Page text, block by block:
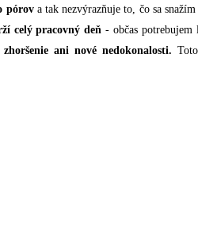
pórova tak nezvýrazňuje to, čo sa
celý pracovný deň- občas
ani nové nedokonalosti.